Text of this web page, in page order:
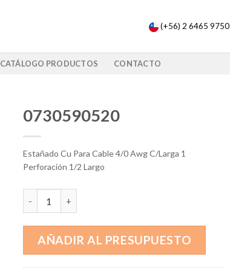
(+56) 2 6465 9750
CATÁLOGO PRODUCTOS CONTACTO
0730590520
Estañado Cu Para Cable 4/0 Awg C/Larga 1
Perforación 1/2 Largo
AÑADIR AL PRESUPUESTO